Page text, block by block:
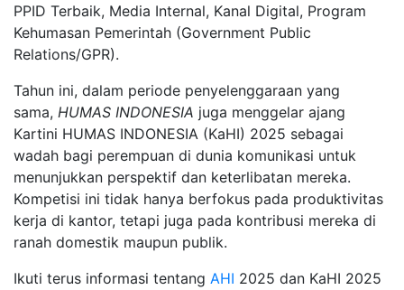
PPID Terbaik, Media Internal, Kanal Digital, Program
Kehumasan Pemerintah (Government Public
Relations/GPR).
Tahun ini, dalam periode penyelenggaraan yang
sama, HUMAS INDONESIA juga menggelar ajang
Kartini HUMAS INDONESIA (KaHI) 2025 sebagai
wadah bagi perempuan di dunia komunikasi untuk
menunjukkan perspektif dan keterlibatan mereka.
Kompetisi ini tidak hanya berfokus pada produktivitas
kerja di kantor, tetapi juga pada kontribusi mereka di
ranah domestik maupun publik.
Ikuti terus informasi tentang AHI 2025 dan KaHI 2025